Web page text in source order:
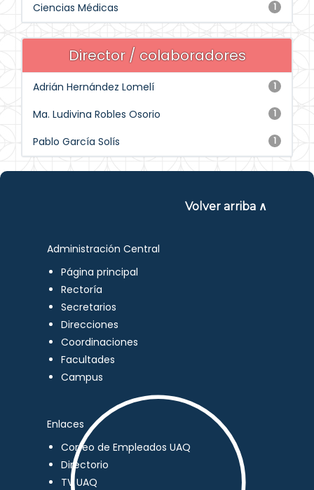
1
Ciencias Médicas
Director / colaboradores
1
Adrián Hernández Lomelí
1
Ma. Ludivina Robles Osorio
1
Pablo García Solís
Volver arriba ∧
Administración Central
Página principal
Rectoría
Secretarios
Direcciones
Coordinaciones
Facultades
Campus
Enlaces
Correo de Empleados UAQ
Directorio
TV UAQ